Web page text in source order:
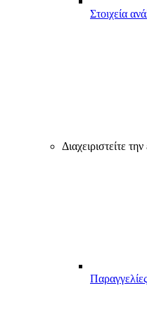
Στοιχεία
Διαχειριστείτε